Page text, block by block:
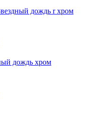
дождь r хром
дождь хром